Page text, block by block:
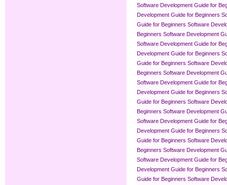
Software Development Guide for
Development Guide for Beginners
Guide for Beginners Software
Beginners Software Development
Software Development Guide for
Development Guide for Beginners
Guide for Beginners Software
Beginners Software Development
Software Development Guide for
Development Guide for Beginners
Guide for Beginners Software
Beginners Software Development
Software Development Guide for
Development Guide for Beginners
Guide for Beginners Software
Beginners Software Development
Software Development Guide for
Development Guide for Beginners
Guide for Beginners Software